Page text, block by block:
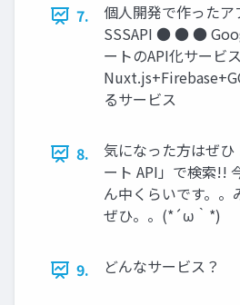
7.
個人開発で作ったア
SSSAPI ● ● ●
ートのAPI化サービス
るサービス
8.
気になった方はぜ
ート API」で検索!!
ん中くらいです。。
ぜひ。。(*´ω｀*)
9. どんなサービス？